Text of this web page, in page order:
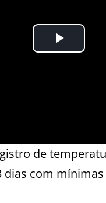
de
com